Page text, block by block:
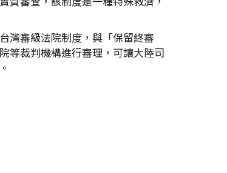
灣審級法院制度，與「保留終審
等裁判機構進行審理，可讓大陸司